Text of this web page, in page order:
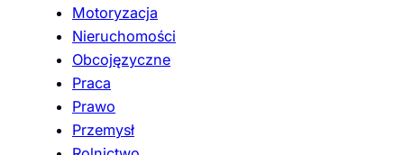
Motoryzacja
Nieruchomości
Obcojęzyczne
Praca
Prawo
Przemysł